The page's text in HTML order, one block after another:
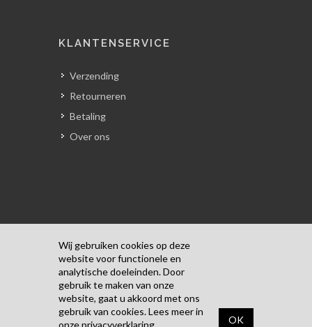
KLANTENSERVICE
Verzending
Retourneren
Betaling
Over ons
Copyrights © 2018 Alle rechten
voorbehouden door Kunst Door Pascale.
Algemene Voorwaarden /Privacyverklaring
Wij gebruiken cookies op deze
website voor functionele en
analytische doeleinden. Door
gebruik te maken van onze
website, gaat u akkoord met ons
gebruik van cookies. Lees meer in
onzeprivacyverklaring OK